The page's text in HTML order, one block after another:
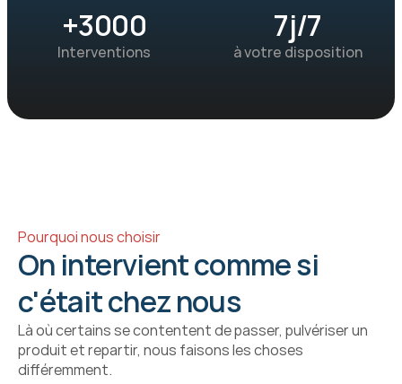
+3000
Interventions
7j/7
à votre disposition
Pourquoi nous choisir
On intervient comme si
c'était chez nous
Là où certains se contentent de passer, pulvériser un
produit et repartir, nous faisons les choses
différemment.